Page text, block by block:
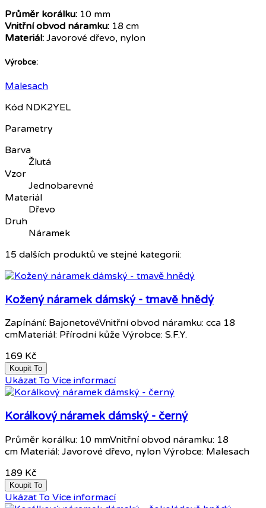
Průměr korálku: 10 mm
Vnitřní obvod náramku: 18 cm
Materiál: Javorové dřevo, nylon
Výrobce:
Malesach
Kód NDK2YEL
Parametry
Barva
Žlutá
Vzor
Jednobarevné
Materiál
Dřevo
Druh
Náramek
15 dalších produktů ve stejné kategorii:
Kožený náramek dámský - tmavě hnědý
Zapínání: BajonetovéVnitřní obvod náramku: cca 18
cmMateriál: Přírodní kůže Výrobce: S.F.Y.
169 Kč
Koupit To
Ukázat To Více informací
Korálkový náramek dámský - černý
Průměr korálku: 10 mmVnitřní obvod náramku: 18
cm Materiál: Javorové dřevo, nylon Výrobce: Malesach
189 Kč
Koupit To
Ukázat To Více informací